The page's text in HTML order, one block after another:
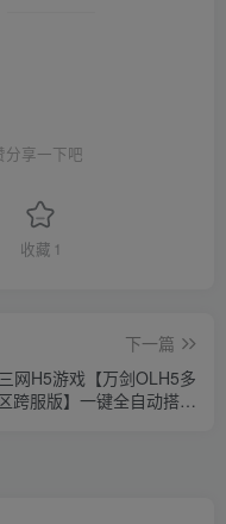
分享一下吧
收藏 1
下一篇
三网H5游戏【万剑OLH5多
跨服版】一键全自动搭建